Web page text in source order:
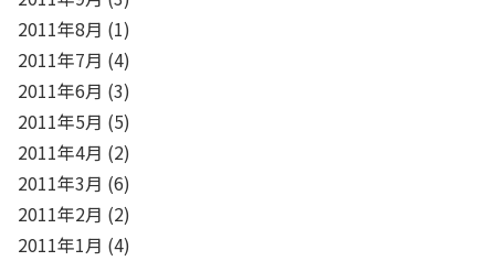
2011年8月 (1)
2011年7月 (4)
2011年6月 (3)
2011年5月 (5)
2011年4月 (2)
2011年3月 (6)
2011年2月 (2)
2011年1月 (4)